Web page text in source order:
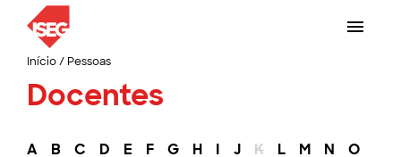
Início/ Pessoas
Docentes
A B C D E F G H I J K L M N O